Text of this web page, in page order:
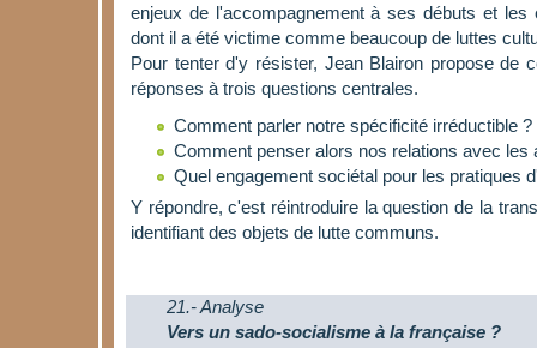
enjeux de l'accompagnement à ses débuts et les
dont il a été victime comme beaucoup de luttes
Pour tenter d'y résister, Jean Blairon propose de
réponses à trois questions centrales.
Comment parler notre spécificité irréductible ?
Comment penser alors nos relations avec les
Quel engagement sociétal pour les pratiques
Y répondre, c'est réintroduire la question de la
identifiant des objets de lutte communs.
21.- Analyse
Vers un sado-socialisme à la française ?